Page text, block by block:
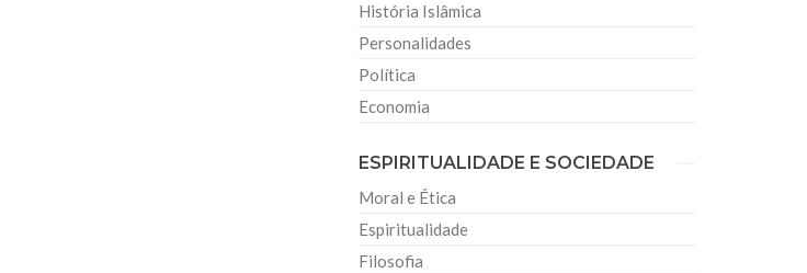
História Islâmica
Personalidades
Política
Economia
ESPIRITUALIDADE E SOCIEDADE
Moral e Ética
Espiritualidade
Filosofia